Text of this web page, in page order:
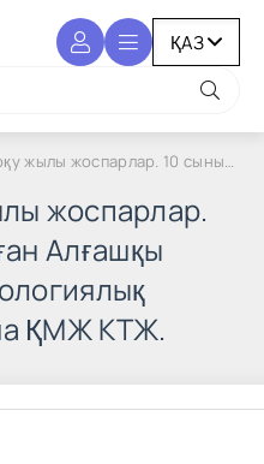
арналған Алғашқы әскери және технологиялық дайындық бойынша ҚМЖ КТЖ.
жоспарлар.
Алғашқы
ҚМЖ КТЖ.